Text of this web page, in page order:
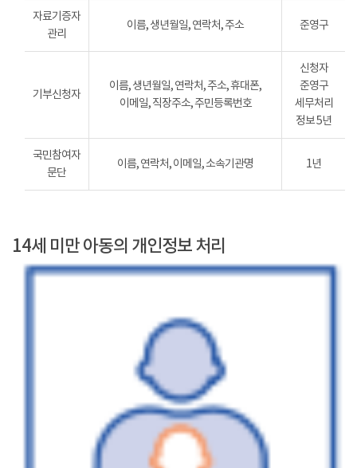
자료기증자
관리
이름, 생년월일, 연락처, 주소 준영구
기부신청자
이름, 생년월일, 연락처, 주소, 휴대폰,
이메일, 직장주소, 주민등록번호
신청자
준영구
세무처리
정보 5년
국민참여자
문단
이름, 연락처, 이메일, 소속기관명 1년
14세 미만 아동의 개인정보 처리